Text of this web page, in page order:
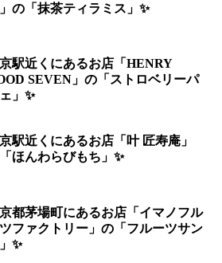
の「抹茶ティラミス」✨
駅近くにあるお店「HENRY
SEVEN」の「ストロベリーパ
」✨
駅近くにあるお店「叶 匠寿庵」
ほんわらびもち」✨
都茅場町にあるお店「イマノフル
ファクトリー」の「フルーツサン
✨